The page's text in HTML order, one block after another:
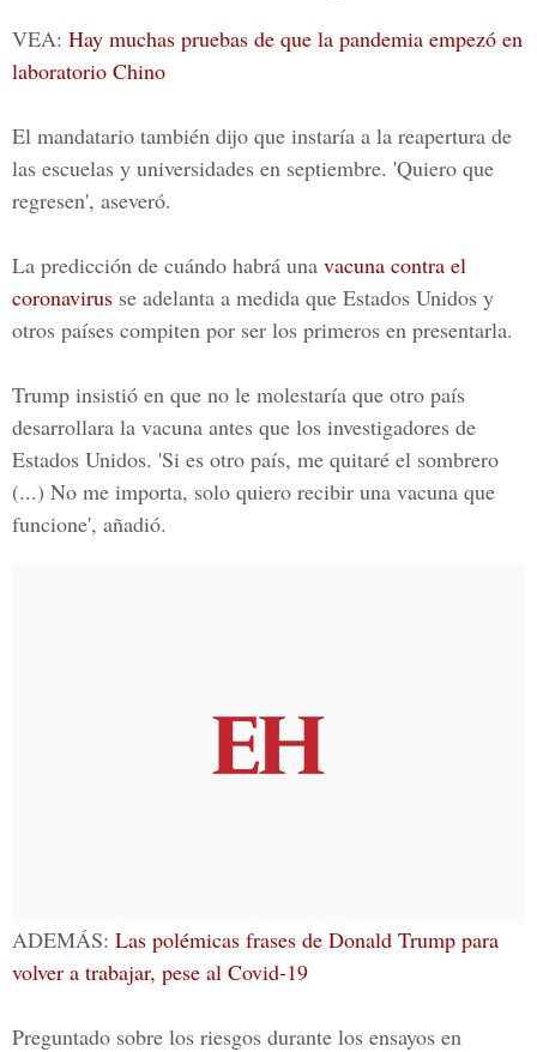
VEA: Hay muchas pruebas de que la pandemia empezó en
laboratorio Chino
El mandatario también dijo que instaría a la reapertura de
las escuelas y universidades en septiembre. 'Quiero que
regresen', aseveró.
La predicción de cuándo habrá una vacuna contra el
coronavirus se adelanta a medida que Estados Unidos y
otros países compiten por ser los primeros en presentarla.
Trump insistió en que no le molestaría que otro país
desarrollara la vacuna antes que los investigadores de
Estados Unidos. 'Si es otro país, me quitaré el sombrero
(...) No me importa, solo quiero recibir una vacuna que
funcione', añadió.
ADEMÁS: Las polémicas frases de Donald Trump para
volver a trabajar, pese al Covid-19
Preguntado sobre los riesgos durante los ensayos en